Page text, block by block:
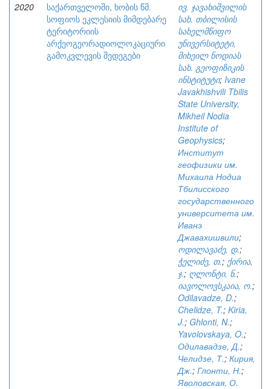
2020
საქართველოში, ხობის წმ.
სოფიოს ეკლესიის მიმდებარე
ტერიტორიის
არქეოგეორადიოლოკაციური
გამოკვლევის შედეგები
ივ. ჯავახიშვილის
სახ. თბილისის
სახელმწიფო
უნივერსიტეტი,
მიხეილ ნოდიას
სახ. გეოფიზიკის
ინსტიტუტი; Ivane
Javakhishvili Tbilis
State University,
Mikheil Nodia
Institute of
Geophysics;
Институт
геофизики им.
Михаила Нодиа
Тбилисского
государственного
университета им.
Иванэ
Джавахишвили;
ოდილავაძე, დ.;
ჭელიძე, თ.; ქირია,
ჯ.; ღლონტი, ნ.;
იავოლოვსკაია, ო.;
Odilavadze, D.;
Chelidze, T.; Kiria,
J.; Ghlonti, N.;
Yavolovskaya, O.;
Одилавадзе, Д.;
Челидзе, Т.; Кирия,
Дж.; Глонти, Н.;
Яволовская, О.